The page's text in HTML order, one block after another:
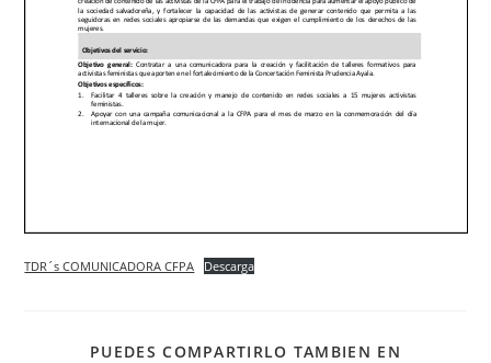
TDR´s COMUNICADORA CFPA Descarga
PUEDES COMPARTIRLO TAMBIEN EN